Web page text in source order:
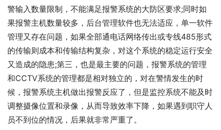
警输入数量限制，不能满足报警系统的大防区要求;同时如
果报警主机数量较多，后台管理软件也无法适应，单一软件
管理又存在问题，如果全部通电话网络传出或专线485形式
的传输则成本和传输结构复杂，对这个系统的稳定运行安全
又造成的隐患;第三，也是最主要的问题，报警系统的管理
和CCTV系统的管理都是相对独立的，对在警情发生的时
候，报警系统主机做出报警反应了，但是监控系统不能及时
调整摄像位置和录像，从而导致效率下降，如果遇到职守人
员不到位的情况，后果就非常严重了。